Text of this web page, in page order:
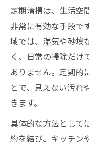
定期清掃は、生活空
非常に有効な手段で
域では、湿気や砂埃
く、日常の掃除だけ
ありません。定期的
とで、見えない汚れ
きます。
具体的な方法として
約を結び、キッチン